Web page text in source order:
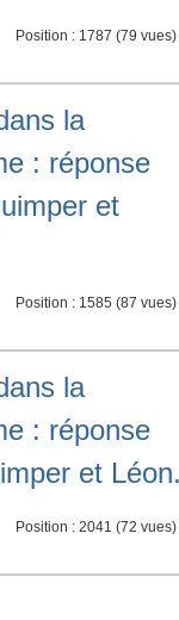
Position : 1787 (79 vues)
la
: réponse
et
Position : 1585 (87 vues)
la
: réponse
et Léon.
Position : 2041 (72 vues)